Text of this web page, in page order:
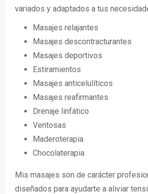
variados y adaptados a tus
Masajes relajantes
Masajes descontracturantes
Masajes deportivos
Estiramientos
Masajes anticelulíticos
Masajes reafirmantes
Drenaje linfático
Ventosas
Maderoterapia
Chocolaterapia
Mis masajes son de carácter
diseñados para ayudarte a aliviar